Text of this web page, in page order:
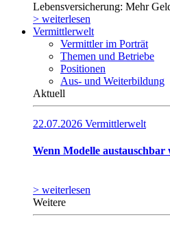
Lebensversicherung: Mehr
> weiterlesen
Vermittlerwelt
Vermittler im Porträt
Themen und Betriebe
Positionen
Aus- und Weiterbildung
Aktuell
22.07.2026 Vermittlerwelt
Wenn Modelle austauschbar
> weiterlesen
Weitere